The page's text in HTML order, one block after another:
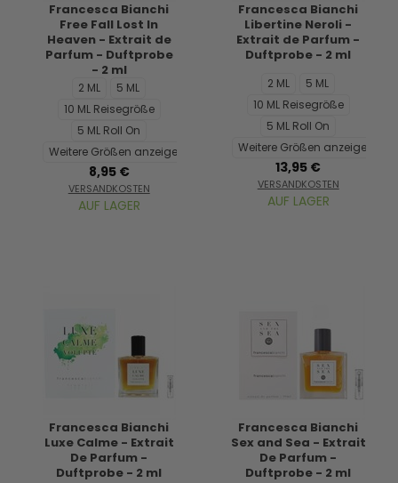
Francesca Bianchi
Free Fall Lost In
Heaven - Extrait de
Parfum - Duftprobe
- 2 ml
2 ML
5 ML
10 ML Reisegröße
5 ML Roll On
Weitere Größen anzeigen...
8,95 €
VERSANDKOSTEN
AUF LAGER
Francesca Bianchi
Libertine Neroli -
Extrait de Parfum -
Duftprobe - 2 ml
2 ML
5 ML
10 ML Reisegröße
5 ML Roll On
Weitere Größen anzeigen...
13,95 €
VERSANDKOSTEN
AUF LAGER
Francesca Bianchi
Luxe Calme - Extrait
De Parfum -
Duftprobe - 2 ml
Francesca Bianchi
Sex and Sea - Extrait
De Parfum -
Duftprobe - 2 ml